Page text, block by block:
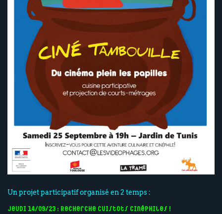
Un projet participatif organisé en 2 temps :
Jeudi 14/09/23 : Recherche cuistots cinéphiles !